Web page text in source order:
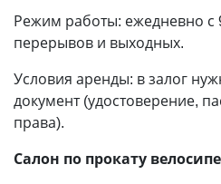
Режим работы: ежедневно с
перерывов и выходных.
Условия аренды: в залог
документ (удостоверение,
права).
Салон по прокату